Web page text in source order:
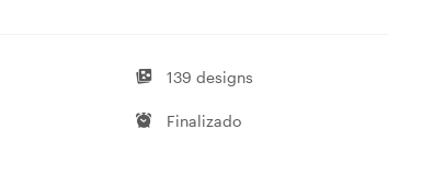
139 designs
Finalizado